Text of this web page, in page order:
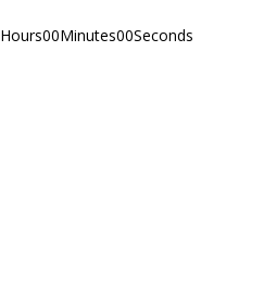
Hours00Minutes00Seconds